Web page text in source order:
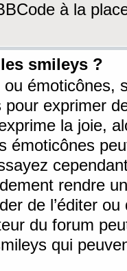
à la
smileys ?
ou émoticônes,
pour exprimer
la joie,
émoticônes
rendre
de l’éditer
du forum
qui